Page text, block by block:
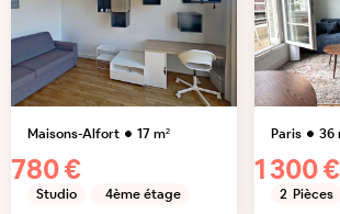
Maisons-Alfort 17m²
780 €
Studio 4ème étage
Paris 36
1 300 €
2 Pièces